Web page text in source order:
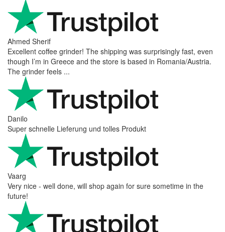
Ahmed Sherif
Excellent coffee grinder! The shipping was surprisingly fast, even
though I’m in Greece and the store is based in Romania/Austria.
The grinder feels ...
Danilo
Super schnelle Lieferung und tolles Produkt
Vaarg
Very nice - well done, will shop again for sure sometime in the
future!